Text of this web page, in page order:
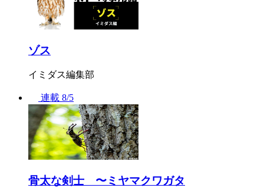
ゾス
イミダス編集部
連載 8/5
骨太な剣士 〜ミヤマクワガタ